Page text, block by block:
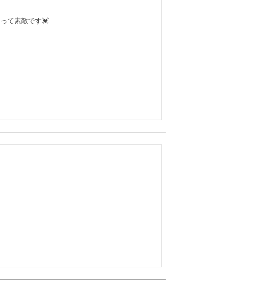
たっぷりとした感じで生地も立体感があって素敵です💓